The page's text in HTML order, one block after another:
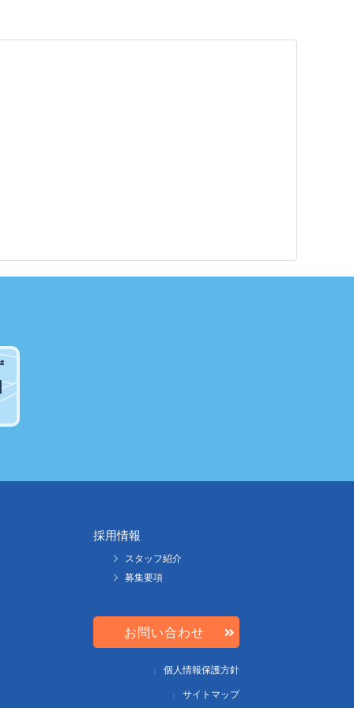
採用情報
スタッフ紹介
募集要項
お問い合わせ
個人情報保護方針
サイトマップ